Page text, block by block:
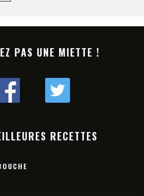
PAS UNE MIETTE !
RECETTES